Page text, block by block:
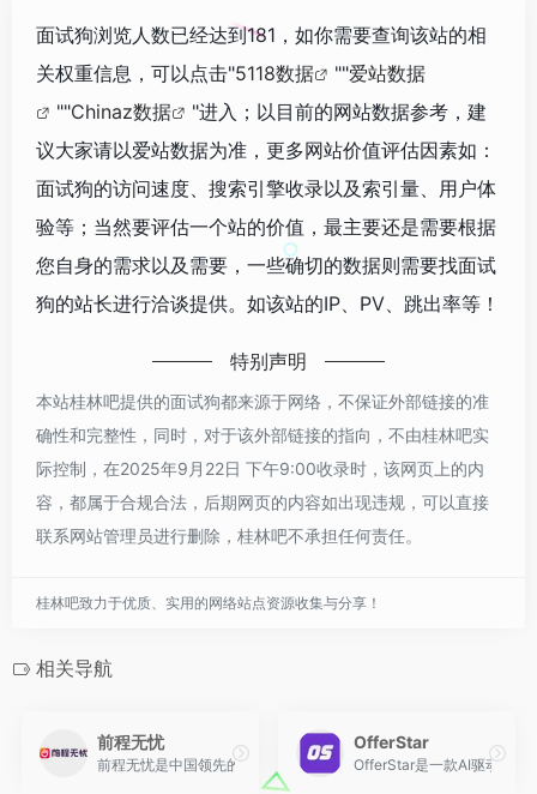
面试狗浏览人数已经达到181，如你需要查询该站的相
关权重信息，可以点击"5118数据 ""爱站数据
""Chinaz数据
"进入；以目前的网站数据参考，建
议大家请以爱站数据为准，更多网站价值评估因素如：
面试狗的访问速度、搜索引擎收录以及索引量、用户体
验等；当然要评估一个站的价值，最主要还是需要根据
您自身的需求以及需要，一些确切的数据则需要找面试
狗的站长进行洽谈提供。如该站的IP、PV、跳出率等！
特别声明
本站桂林吧提供的面试狗都来源于网络，不保证外部链接的准
确性和完整性，同时，对于该外部链接的指向，不由桂林吧实
际控制，在2025年9月22日 下午9:00收录时，该网页上的内
容，都属于合规合法，后期网页的内容如出现违规，可以直接
联系网站管理员进行删除，桂林吧不承担任何责任。
桂林吧致力于优质、实用的网络站点资源收集与分享！
相关导航
前程无忧
前程无忧是中国领先的老牌综合招聘平台，覆盖全国数百万家企业
OfferStar
OfferStar是一款AI驱动的面